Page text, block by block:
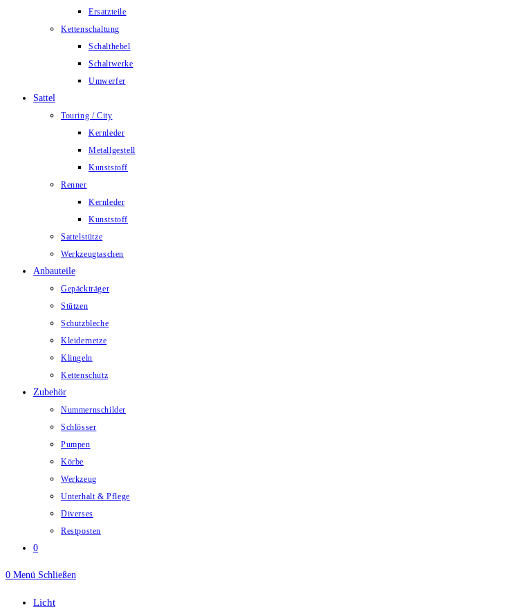
Ersatzteile
Kettenschaltung
Schalthebel
Schaltwerke
Umwerfer
Sattel
Touring / City
Kernleder
Metallgestell
Kunststoff
Renner
Kernleder
Kunststoff
Sattelstütze
Werkzeugtaschen
Anbauteile
Gepäckträger
Stützen
Schutzbleche
Kleidernetze
Klingeln
Kettenschutz
Zubehör
Nummernschilder
Schlösser
Pumpen
Körbe
Werkzeug
Unterhalt & Pflege
Diverses
Restposten
0
0 Menü Schließen
Licht